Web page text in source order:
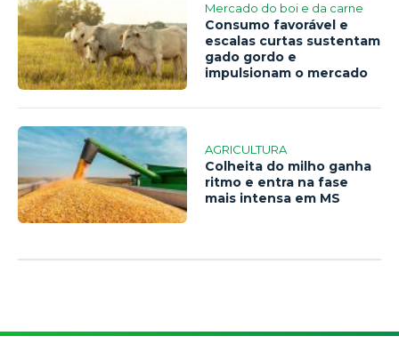
Mercado do boi e da carne
Consumo favorável e
escalas curtas sustentam
gado gordo e
impulsionam o mercado
AGRICULTURA
Colheita do milho ganha
ritmo e entra na fase
mais intensa em MS